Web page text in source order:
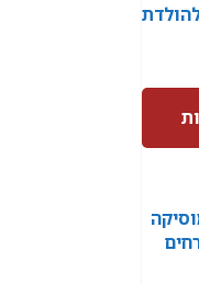
במלאת 250 שנה להולדת